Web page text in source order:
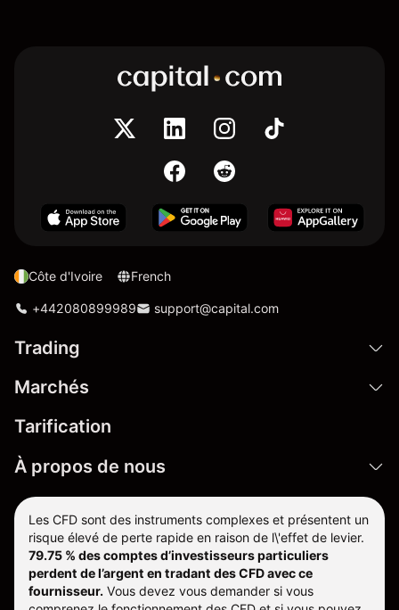
Côte d'Ivoire French
+442080899989 support@capital.com
Trading
Marchés
Tarification
À propos de nous
Les CFD sont des instruments complexes et présentent un
risque élevé de perte rapide en raison de l\'effet de levier.
79.75 % des comptes d’investisseurs particuliers
perdent de l’argent en tradant des CFD avec ce
fournisseur. Vous devez vous demander si vous